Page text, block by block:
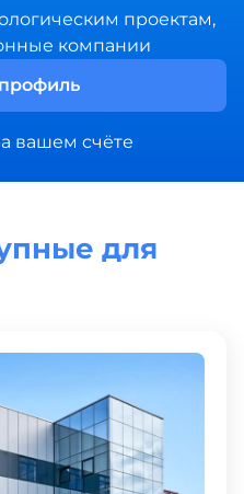
проектам,
компании
вашем счёте
для